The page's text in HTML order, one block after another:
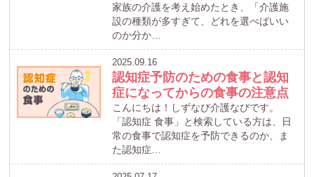
家族の介護を考え始めたとき、「介護施
設の種類が多すぎて、どれを選べばいい
のか分か…
2025.09.16
認知症予防のための食事と認知
症になってからの食事の注意点
こんにちは！しずなび介護なびです。
「認知症 食事」と検索している方は、日
常の食事で認知症を予防できるのか、ま
た認知症…